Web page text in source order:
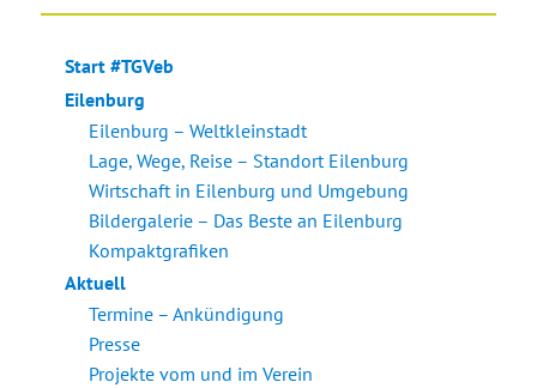
Start #TGVeb
Eilenburg
Eilenburg – Weltkleinstadt
Lage, Wege, Reise – Standort Eilenburg
Wirtschaft in Eilenburg und Umgebung
Bildergalerie – Das Beste an Eilenburg
Kompaktgrafiken
Aktuell
Termine – Ankündigung
Presse
Projekte vom und im Verein